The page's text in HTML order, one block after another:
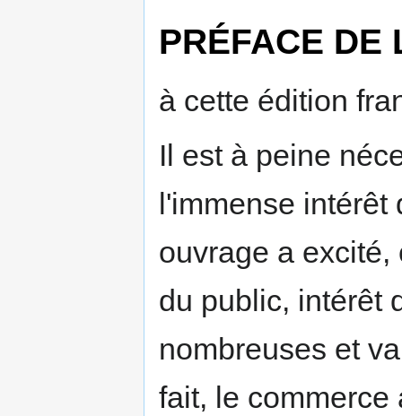
PRÉFACE DE
à cette édition
Il est à peine
l'immense intérêt
ouvrage a
du public, intérêt
nombreuses et
fait, le commerce